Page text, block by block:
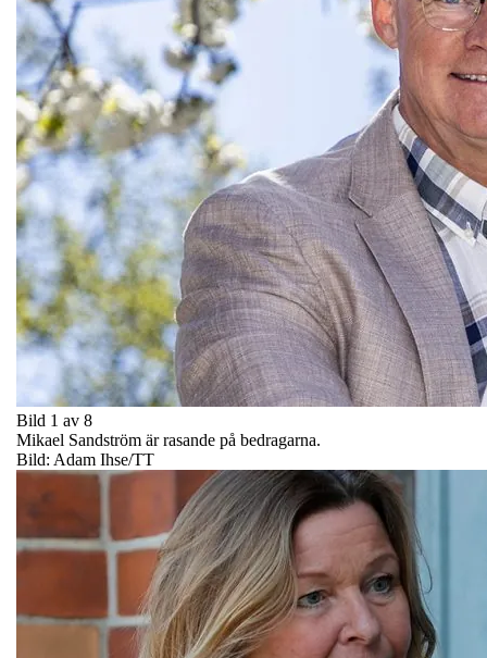
Bild 1 av 8
Mikael Sandström är rasande på bedragarna.
Bild: Adam Ihse/TT